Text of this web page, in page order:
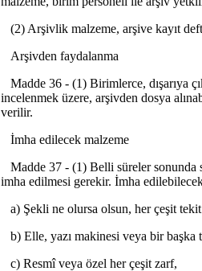
(2) Arşivlik malzeme, arşive kayıt
Arşivden faydalanma
Madde 36 - (1) Birimlerce, dışarıya
incelenmek üzere, arşivden dosya
verilir.
İmha edilecek malzeme
Madde 37 - (1) Belli süreler sonunda
imha edilmesi gerekir. İmha
a) Şekli ne olursa olsun, her çeşit tekit
b) Elle, yazı makinesi veya bir başka
c) Resmî veya özel her çeşit zarf,